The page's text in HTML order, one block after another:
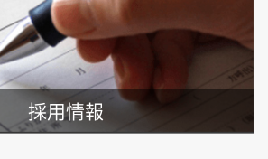
採用情報